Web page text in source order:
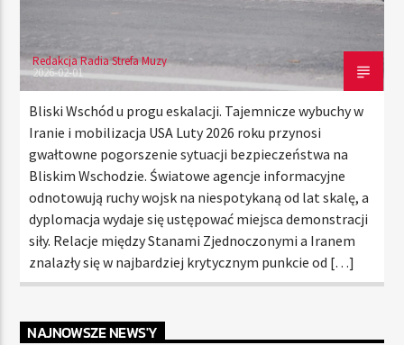
Radio Strefa Muzy
Redakcja Radia Strefa Muzy
2026-02-01
Bliski Wschód u progu eskalacji. Tajemnicze wybuchy w
Iranie i mobilizacja USA Luty 2026 roku przynosi
gwałtowne pogorszenie sytuacji bezpieczeństwa na
Bliskim Wschodzie. Światowe agencje informacyjne
odnotowują ruchy wojsk na niespotykaną od lat skalę, a
dyplomacja wydaje się ustępować miejsca demonstracji
siły. Relacje między Stanami Zjednoczonymi a Iranem
znalazły się w najbardziej krytycznym punkcie od […]
NAJNOWSZE NEWS'Y